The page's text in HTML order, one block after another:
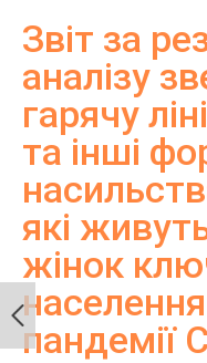
Звіт за
аналізу
гарячу
та інші
які
жінок
пандемії